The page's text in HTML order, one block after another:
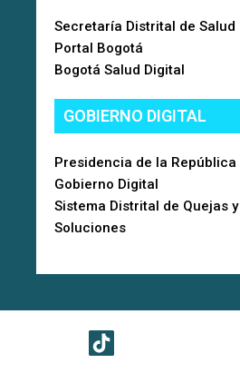
Secretaría Distrital de Salud
Portal Bogotá
Bogotá Salud Digital
GOBIERNO DIGITAL
Presidencia de la República
Gobierno Digital
Sistema Distrital de Quejas y
Soluciones